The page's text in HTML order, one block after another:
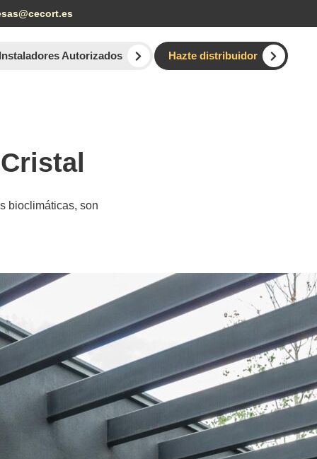
Autorizados Hazte distribuidor
bioclimáticas, son